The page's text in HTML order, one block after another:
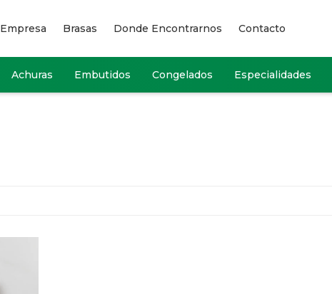
Achuras Embutidos Congelados Especialidades
Empresa Brasas Donde Encontrarnos Contacto